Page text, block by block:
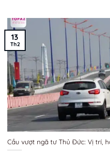
Cầu vượt ngã tư Thủ Đức: Vị trí,
13
Th2